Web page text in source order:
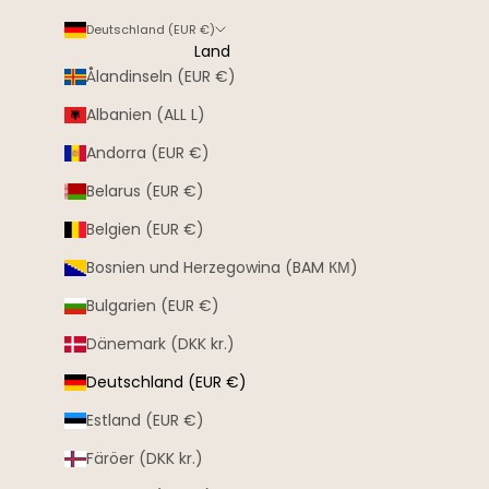
Deutschland (EUR €)
Land
Ålandinseln (EUR €)
Albanien (ALL L)
Andorra (EUR €)
Belarus (EUR €)
Belgien (EUR €)
Bosnien und Herzegowina (BAM КМ)
Bulgarien (EUR €)
Dänemark (DKK kr.)
Deutschland (EUR €)
Estland (EUR €)
Färöer (DKK kr.)